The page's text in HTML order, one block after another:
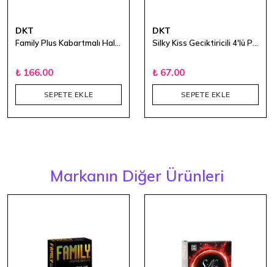
DKT
₺ 166.00
SEPETE EKLE
DKT
₺ 67.00
SEPETE EKLE
Markanın Diğer Ürünleri